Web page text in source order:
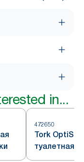
in...
472650
Tork
туалетная